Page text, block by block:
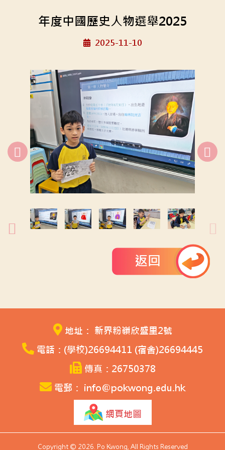
年度中國歷史人物選舉2025
2025-11-10
返回
地址： 新界粉嶺欣盛里2號
電話：(學校)26694411 (宿舍)26694445
傳真：26750378
電郵： info@pokwong.edu.hk
網頁地圖
Copyright © 2026. Po Kwong, All Rights Reserved